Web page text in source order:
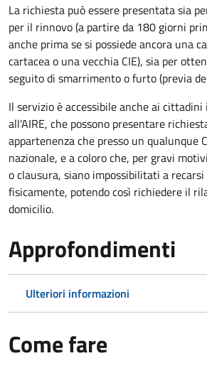
La richiesta può essere presentata sia
per il rinnovo (a partire da 180 giorni
anche prima se si possiede ancora una
cartacea o una vecchia CIE), sia per
seguito di smarrimento o furto (previa
Il servizio è accessibile anche ai
all'AIRE, che possono presentare
appartenenza che presso un qualunque
nazionale, e a coloro che, per gravi
o clausura, siano impossibilitati a
fisicamente, potendo così richiedere il
domicilio.
Approfondimenti
Ulteriori informazioni
Come fare